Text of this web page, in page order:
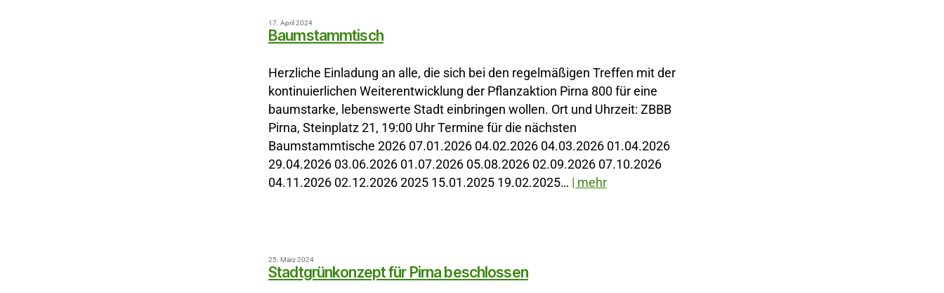
17. April 2024
Baumstammtisch
Herzliche Einladung an alle, die sich bei den regelmäßigen Treffen mit der
kontinuierlichen Weiterentwicklung der Pflanzaktion Pirna 800 für eine
baumstarke, lebenswerte Stadt einbringen wollen. Ort und Uhrzeit: ZBBB
Pirna, Steinplatz 21, 19:00 Uhr Termine für die nächsten
Baumstammtische 2026 07.01.2026 04.02.2026 04.03.2026 01.04.2026
29.04.2026 03.06.2026 01.07.2026 05.08.2026 02.09.2026 07.10.2026
04.11.2026 02.12.2026 2025 15.01.2025 19.02.2025… | mehr
25. März 2024
Stadtgrünkonzept für Pirna beschlossen